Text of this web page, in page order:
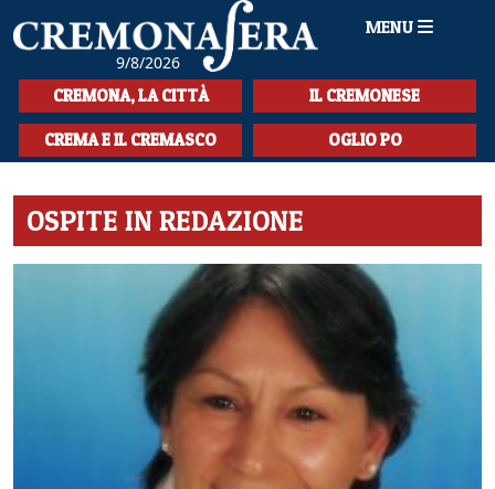
9/8/2026
MENU
HOME
CRONACA
LA MUSICA
CREMONA, LA CITTÀ IL CREMONESE
CREMA E IL CREMASCO OGLIO PO
OSPITE IN REDAZIONE